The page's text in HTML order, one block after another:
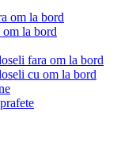
om la bord
om la bord
fara om la bord
cu om la bord